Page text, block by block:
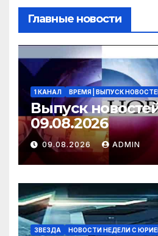
Главные новости
1 КАНАЛ ВРЕМЯ | ВЫПУСК
Выпуск
09.08.2026
09.08.2026 ADMIN
ЗВЕЗДА НОВОСТИ НЕДЕЛИ С